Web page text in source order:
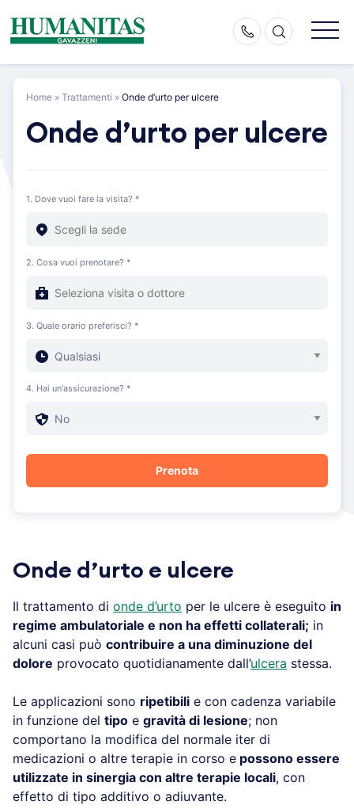
content
Home » Trattamenti » Onde d’urto per ulcere
Onde d’urto per ulcere
1. Dove vuoi fare la visita? *
2. Cosa vuoi prenotare? *
3. Quale orario preferisci? *
4. Hai un'assicurazione? *
Onde d’urto e ulcere
Il trattamento di onde d’urto per le ulcere è eseguito in
regime ambulatoriale e non ha effetti collaterali; in
alcuni casi può contribuire a una diminuzione del
dolore provocato quotidianamente dall’ulcera stessa.
Le applicazioni sono ripetibili e con cadenza variabile
in funzione del tipo e gravità di lesione; non
comportano la modifica del normale iter di
medicazioni o altre terapie in corso e possono essere
utilizzate in sinergia con altre terapie locali, con
effetto di tipo additivo o adiuvante.